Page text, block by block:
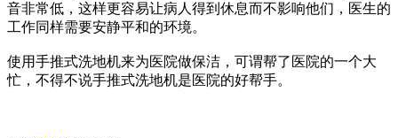
音非常低，这样更容易让病人得到休息而不影响他们，医生的
工作同样需要安静平和的环境。
使用手推式洗地机来为医院做保洁，可谓帮了医院的一个大
忙，不得不说手推式洗地机是医院的好帮手。